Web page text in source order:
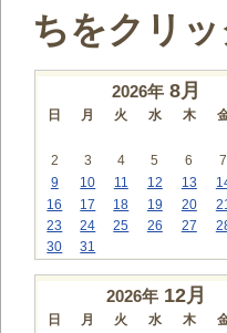
ちをクリ
2026年 8月
日 月 火 水 木
2
3 4 5 6 7
9
10 11 12 13
16
17 18 19 20
23
24 25 26 27
30
31
2026年 12月
日 月 火 水 木